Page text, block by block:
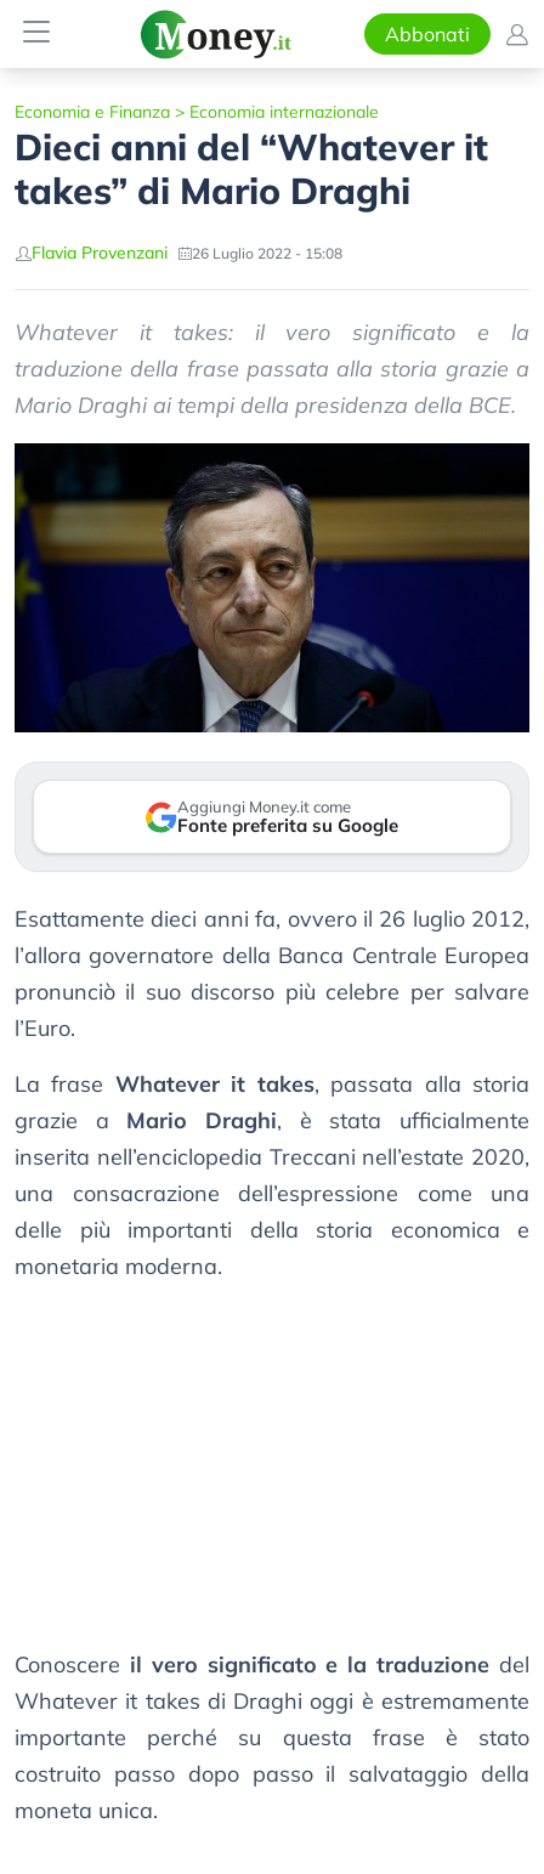
Abbonati
Economia e Finanza > Economia internazionale
Dieci anni del “Whatever it
takes” di Mario Draghi
Flavia Provenzani 26 Luglio 2022 - 15:08
Whatever it takes: il vero significato e la
traduzione della frase passata alla storia grazie a
Mario Draghi ai tempi della presidenza della BCE.
Aggiungi Money.it come
Fonte preferita su Google
Esattamente dieci anni fa, ovvero il 26 luglio 2012,
l’allora governatore della Banca Centrale Europea
pronunciò il suo discorso più celebre per salvare
l’Euro.
La frase Whatever it takes, passata alla storia
grazie a Mario Draghi, è stata ufficialmente
inserita nell’enciclopedia Treccani nell’estate 2020,
una consacrazione dell’espressione come una
delle più importanti della storia economica e
monetaria moderna.
Conoscere il vero significato e la traduzione del
Whatever it takes di Draghi oggi è estremamente
importante perché su questa frase è stato
costruito passo dopo passo il salvataggio della
moneta unica.